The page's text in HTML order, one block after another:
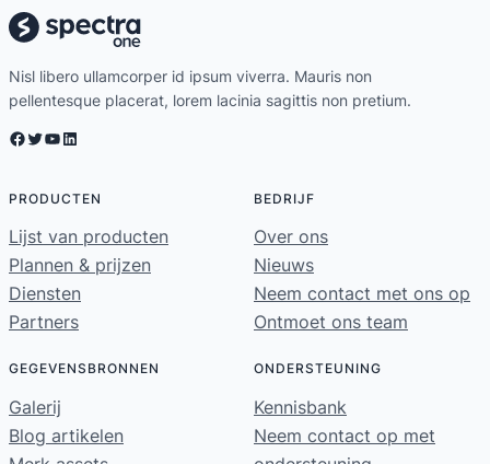
Nisl libero ullamcorper id ipsum viverra. Mauris non
pellentesque placerat, lorem lacinia sagittis non pretium.
Facebook Twitter YouTube LinkedIn
PRODUCTEN
Lijst van producten
Plannen & prijzen
Diensten
Partners
BEDRIJF
Over ons
Nieuws
Neem contact met ons op
Ontmoet ons team
GEGEVENSBRONNEN
Galerij
Blog artikelen
ONDERSTEUNING
Kennisbank
Neem contact op met